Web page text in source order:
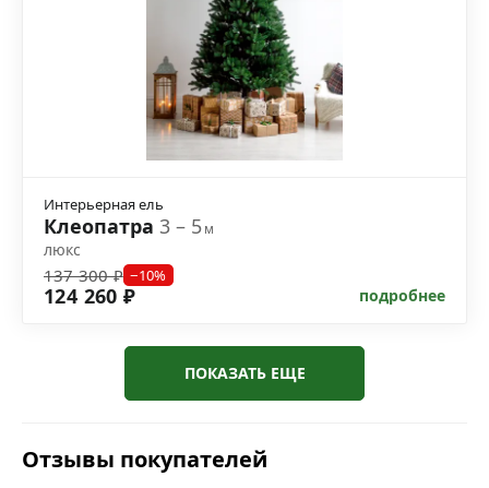
Интерьерная ель
Клеопатра 3 – 5м
люкс
137 300 ₽ −10%
124 260 ₽ подробнее
ПОКАЗАТЬ ЕЩЕ
Отзывы покупателей